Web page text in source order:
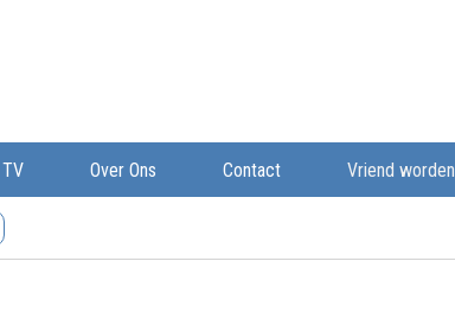
TV Over Ons Contact Vriend worden